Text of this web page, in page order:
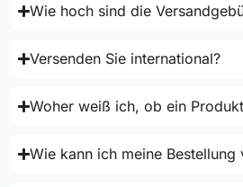
Wie hoch sind die
Versenden Sie international?
Woher weiß ich, ob ein
Wie kann ich meine Bestellung